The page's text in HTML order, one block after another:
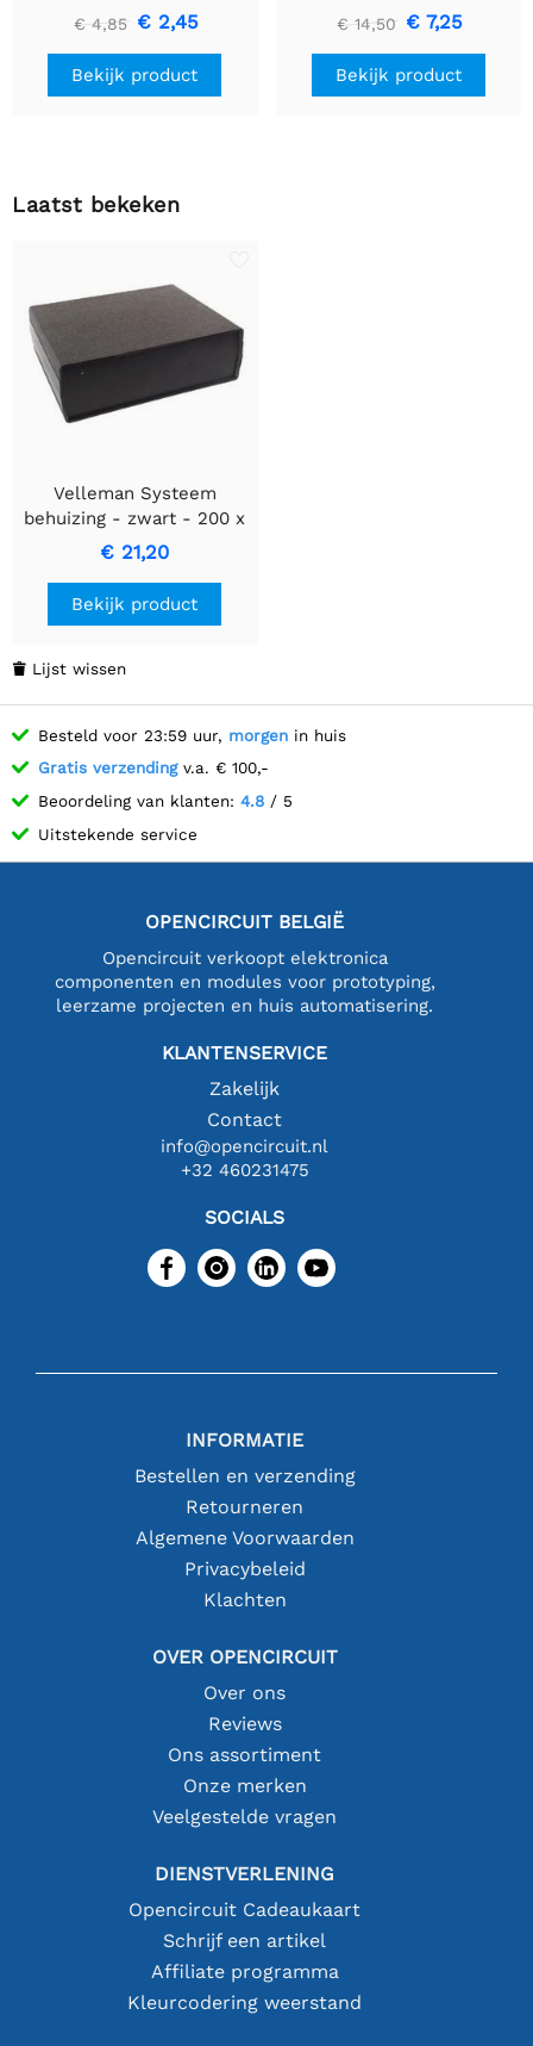
€ 4,85 € 2,45
Bekijk product
kleuren - 60m - flexibele
kern (multi core)
€ 14,50 € 7,25
Bekijk product
Laatst bekeken
Velleman Systeem
behuizing - zwart - 200 x
160 x 65mm
€ 21,20
Bekijk product
 Lijst wissen
Besteld voor 23:59 uur, morgen in huis
Gratis verzendingv.a. € 100,-
Beoordeling van klanten: 4.8 / 5
Uitstekende service
OPENCIRCUIT BELGIË
Opencircuit verkoopt elektronica
componenten en modules voor prototyping,
leerzame projecten en huis automatisering.
KLANTENSERVICE
Zakelijk
Contact
info@opencircuit.nl
+32 460231475
SOCIALS
INFORMATIE
Bestellen en verzending
Retourneren
Algemene Voorwaarden
Privacybeleid
Klachten
OVER OPENCIRCUIT
Over ons
Reviews
Ons assortiment
Onze merken
Veelgestelde vragen
DIENSTVERLENING
Opencircuit Cadeaukaart
Schrijf een artikel
Affiliate programma
Kleurcodering weerstand